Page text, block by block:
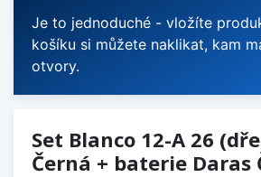
Je to jednoduché - vložíte
košíku si můžete naklikat, kam
otvory.
Set Blanco 12-A 26
Černá + baterie Daras